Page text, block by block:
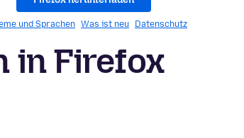
und Sprachen Was ist neu Datenschutz
in Firefox